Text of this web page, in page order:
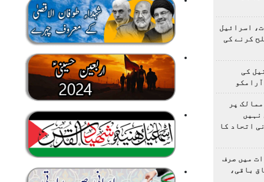
اسرائیل
کرنے کی
کی
پر
نہیں
اتحاد کا
میں صرف
باقی،